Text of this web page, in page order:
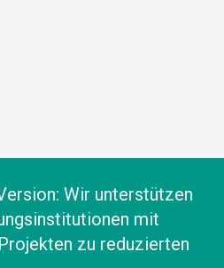
Wir unterstützen
mit
zu reduzierten